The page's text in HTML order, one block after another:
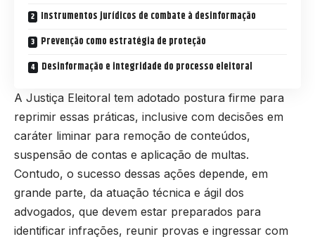
Instrumentos jurídicos de combate à desinformação
Prevenção como estratégia de proteção
Desinformação e integridade do processo eleitoral
A Justiça Eleitoral tem adotado postura firme para
reprimir essas práticas, inclusive com decisões em
caráter liminar para remoção de conteúdos,
suspensão de contas e aplicação de multas.
Contudo, o sucesso dessas ações depende, em
grande parte, da atuação técnica e ágil dos
advogados, que devem estar preparados para
identificar infrações, reunir provas e ingressar com